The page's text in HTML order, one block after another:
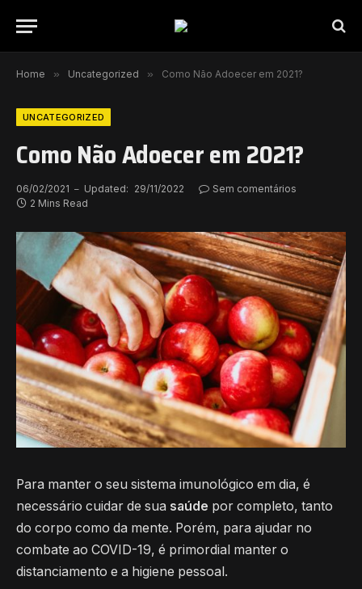
Home » Uncategorized » Como Não Adoecer em 2021?
UNCATEGORIZED
Como Não Adoecer em 2021?
06/02/2021 Updated: 29/11/2022
Sem comentários
2 Mins Read
Para manter o seu sistema imunológico em dia, é
necessário cuidar de sua saúde por completo, tanto
do corpo como da mente. Porém, para ajudar no
combate ao COVID-19, é primordial manter o
distanciamento e a higiene pessoal.